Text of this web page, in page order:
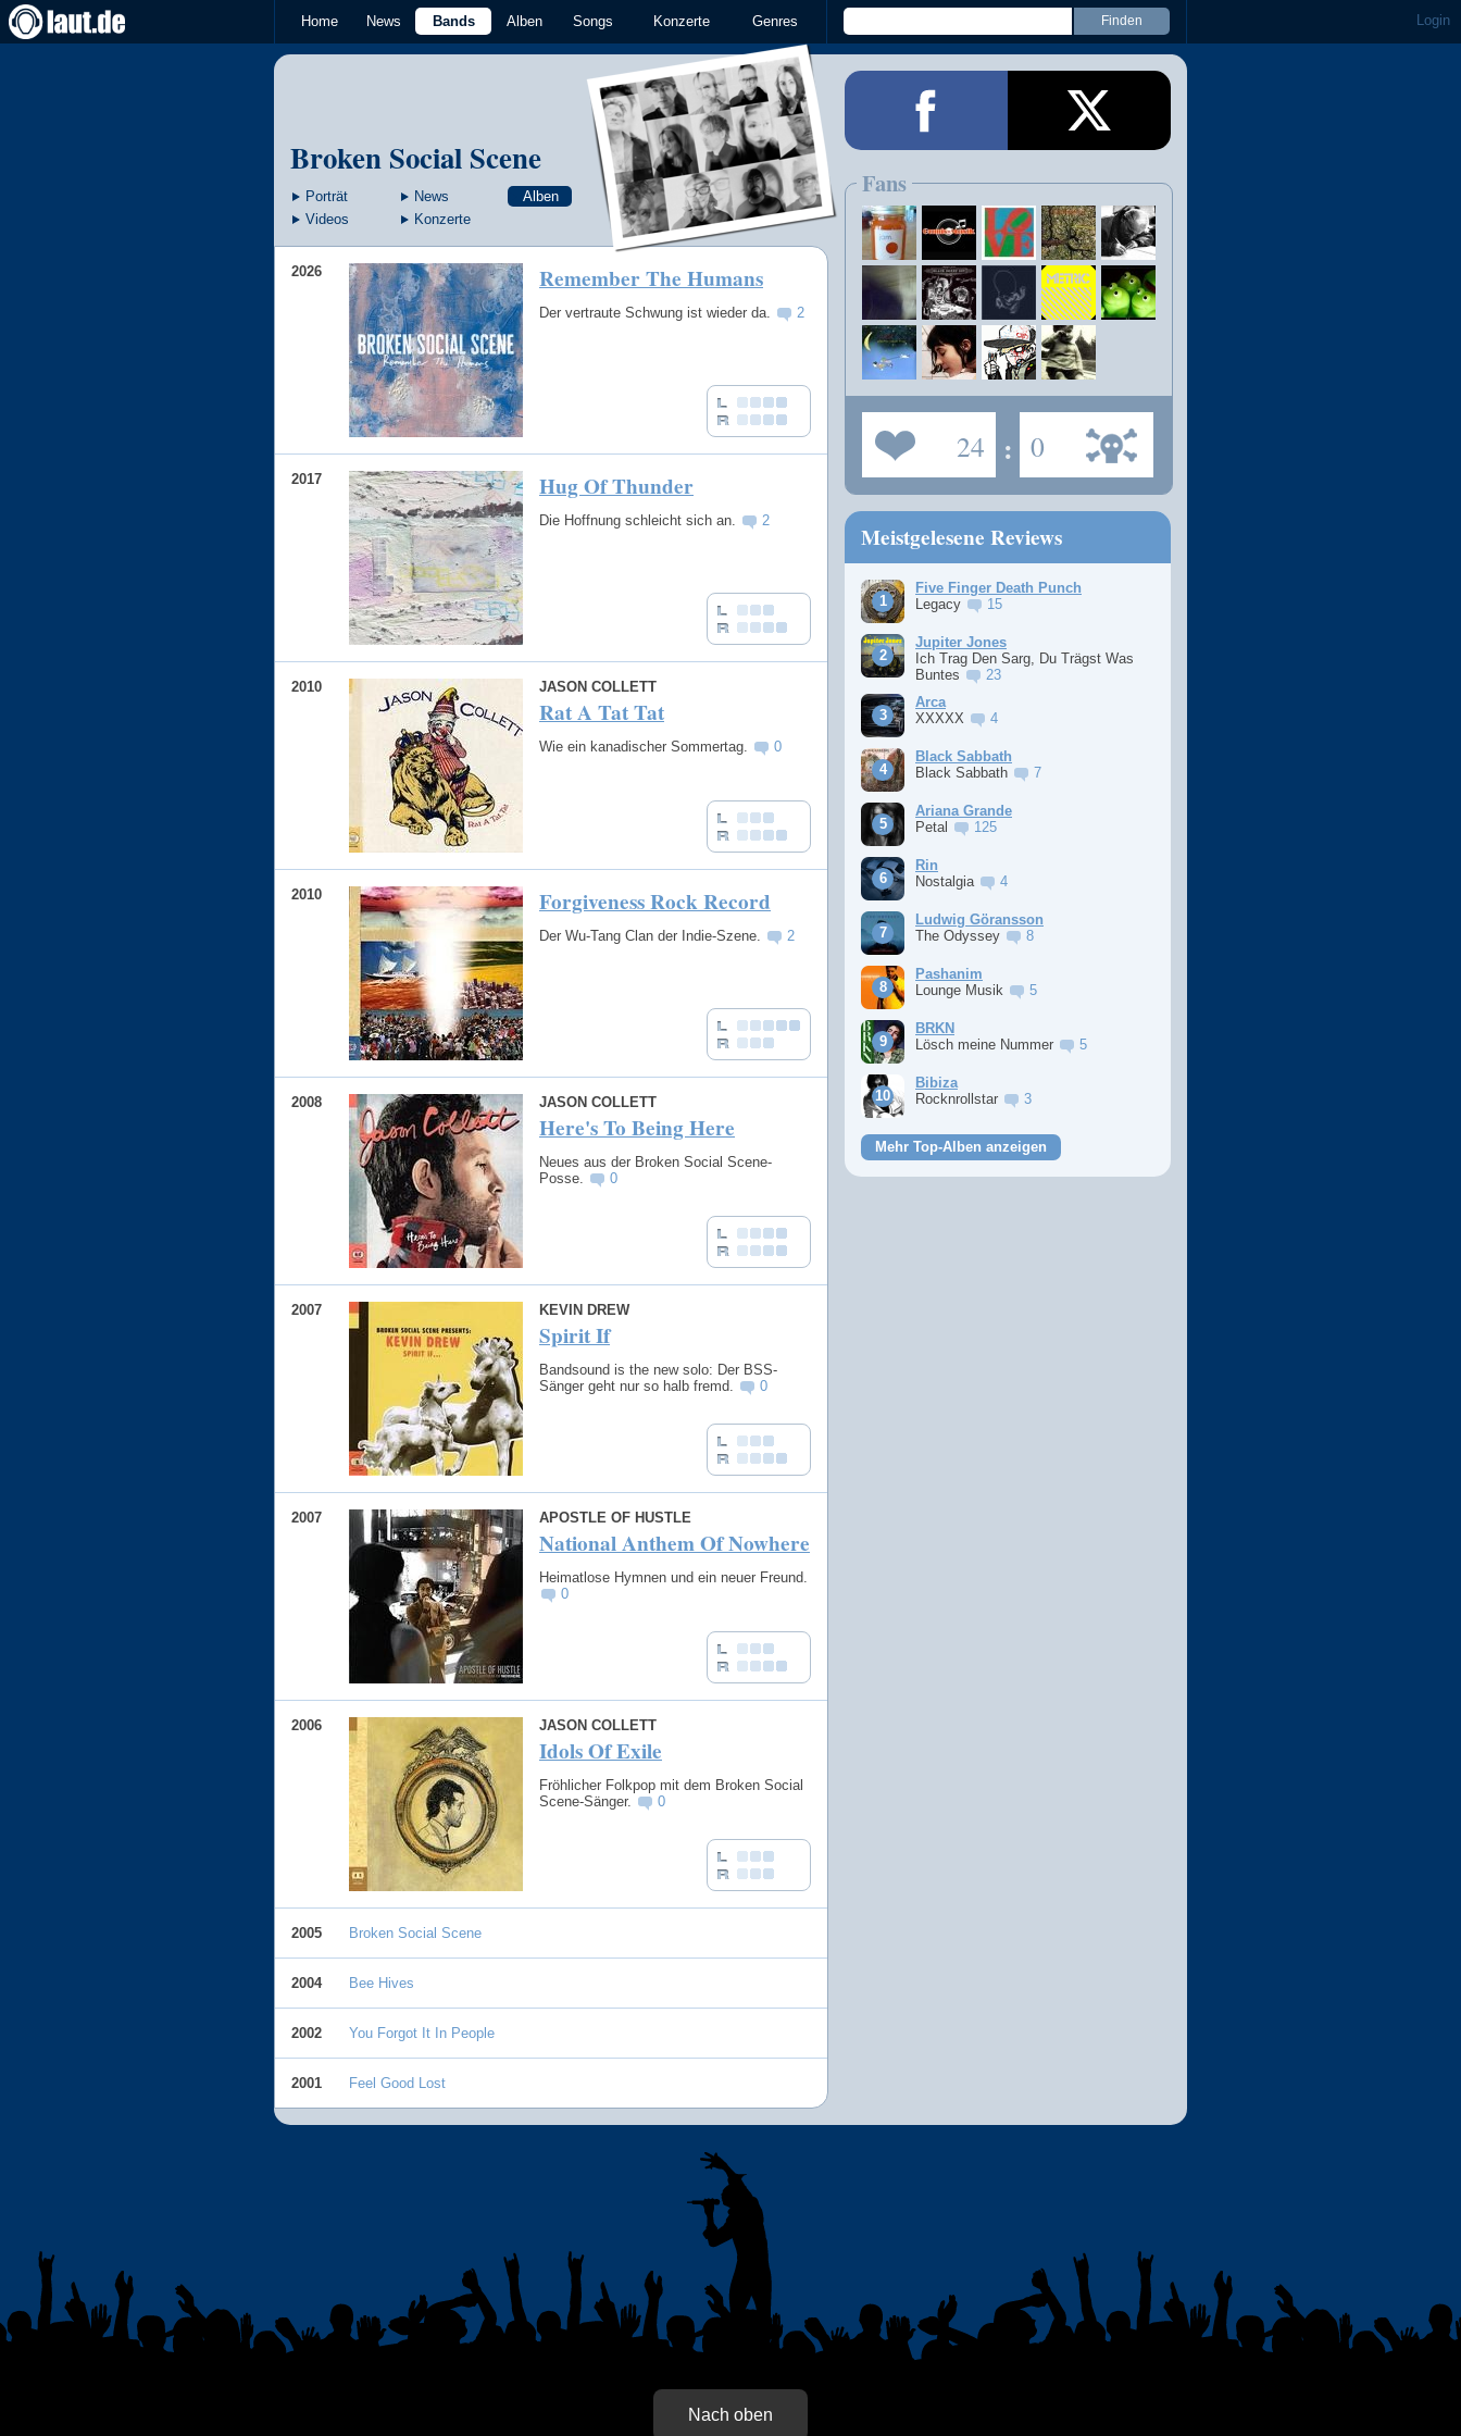
Home News Bands Alben Songs Konzerte Genres Login
Broken Social Scene
Porträt News
Alben
Videos
Konzerte
2026 Remember The Humans
Der vertraute Schwung ist wieder da. 2
2017 Hug Of Thunder
Die Hoffnung schleicht sich an. 2
2010 JASON COLLETT
Rat A Tat Tat
Wie ein kanadischer Sommertag. 0
2010 Forgiveness Rock Record
Der Wu-Tang Clan der Indie-Szene. 2
2008 JASON COLLETT
Here's To Being Here
Neues aus der Broken Social Scene-
Posse.
0
2007 KEVIN DREW
Spirit If
Bandsound is the new solo: Der BSS-
Sänger geht nur so halb fremd.
0
2007 APOSTLE OF HUSTLE
National Anthem Of Nowhere
Heimatlose Hymnen und ein neuer Freund.
0
2006 JASON COLLETT
Idols Of Exile
Fröhlicher Folkpop mit dem Broken Social
Scene-Sänger.
0
2005 Broken Social Scene
2004 Bee Hives
2002 You Forgot It In People
2001 Feel Good Lost
Fans
24 : 0
Meistgelesene Reviews
Five Finger Death Punch
Legacy
15
Jupiter Jones
Ich Trag Den Sarg, Du Trägst Was
Buntes
23
Arca
XXXXX
4
Black Sabbath
Black Sabbath
7
Ariana Grande
Petal
125
Rin
Nostalgia
4
Ludwig Göransson
The Odyssey
8
Pashanim
Lounge Musik
5
BRKN
Lösch meine Nummer
5
Bibiza
Rocknrollstar
3
Mehr Top-Alben anzeigen
Nach oben